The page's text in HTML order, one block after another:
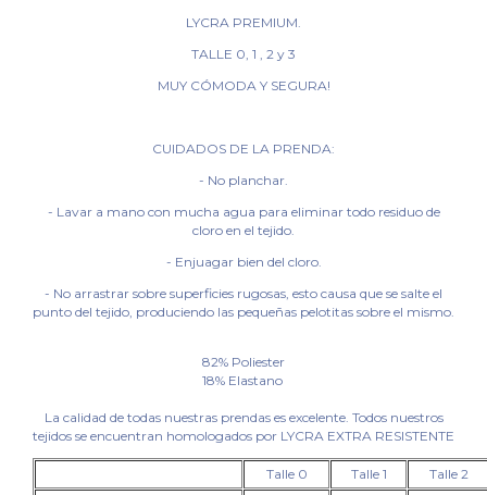
LYCRA PREMIUM.
TALLE 0, 1 , 2 y 3
MUY CÓMODA Y SEGURA!
CUIDADOS DE LA PRENDA:
- No planchar.
- Lavar a mano con mucha agua para eliminar todo residuo de
cloro en el tejido.
- Enjuagar bien del cloro.
- No arrastrar sobre superficies rugosas, esto causa que se salte el
punto del tejido, produciendo las pequeñas pelotitas sobre el mismo.
82% Poliester
18% Elastano
La calidad de todas nuestras prendas es excelente. Todos nuestros
tejidos se encuentran homologados por LYCRA EXTRA RESISTENTE
Talle 0 Talle 1 Talle 2